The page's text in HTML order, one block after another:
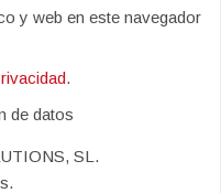
y web en este navegador
.
de datos
SL.